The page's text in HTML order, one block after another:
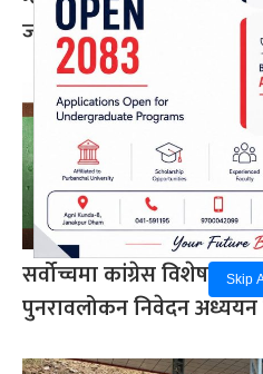
Skip
जना घाइते
सर्वोच्चमा कांग्रेस विशेष
पुनरावलोकन निवेदन